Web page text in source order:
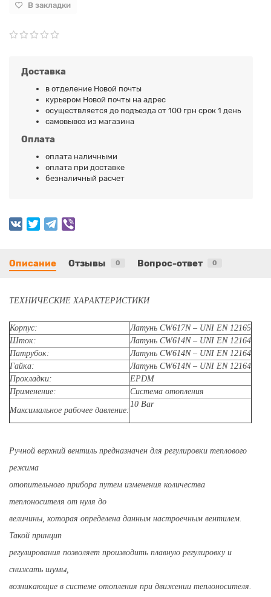
В закладки
Доставка
в отделение Новой почты
курьером Новой почты на адрес
осуществляется до подъезда от 100 грн срок 1 день
самовывоз из магазина
Оплата
оплата наличными
оплата при доставке
безналичный расчет
Описание Отзывы 0 Вопрос-ответ 0
ТЕХНИЧЕСКИЕ ХАРАКТЕРИСТИКИ
Корпус:
Латунь CW617N – UNI EN 12165
Шток:
Латунь CW614N – UNI EN 12164
Патрубок:
Латунь CW614N – UNI EN 12164
Гайка:
Латунь CW614N – UNI EN 12164
Прокладки:
EPDM
Применение:
Система отопления
Максимальное рабочее давление:
10 Bar
Ручной верхний вентиль предназначен для регулировки теплового
режима
отопительного прибора путем изменения количества
теплоносителя от нуля до
величины, которая определена данным настроечным вентилем.
Такой принцип
регулирования позволяет производить плавную регулировку и
снижать шумы,
возникающие в системе отопления при движении теплоносителя.